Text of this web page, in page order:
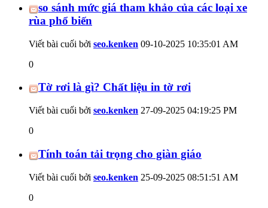
so sánh mức giá tham khảo của các loại xe
rùa phổ biến
Viết bài cuối bởi seo.kenken 09-10-2025 10:35:01 AM
0
Tờ rơi là gì? Chất liệu in tờ rơi
Viết bài cuối bởi seo.kenken 27-09-2025 04:19:25 PM
0
Tính toán tải trọng cho giàn giáo
Viết bài cuối bởi seo.kenken 25-09-2025 08:51:51 AM
0